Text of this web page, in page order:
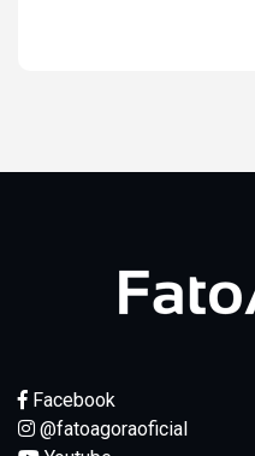
Facebook
@fatoagoraoficial